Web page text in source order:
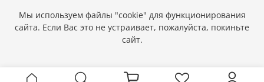
Мы используем файлы "cookie" для функционирования
сайта. Если Вас это не устраивает, пожалуйста, покиньте
сайт.